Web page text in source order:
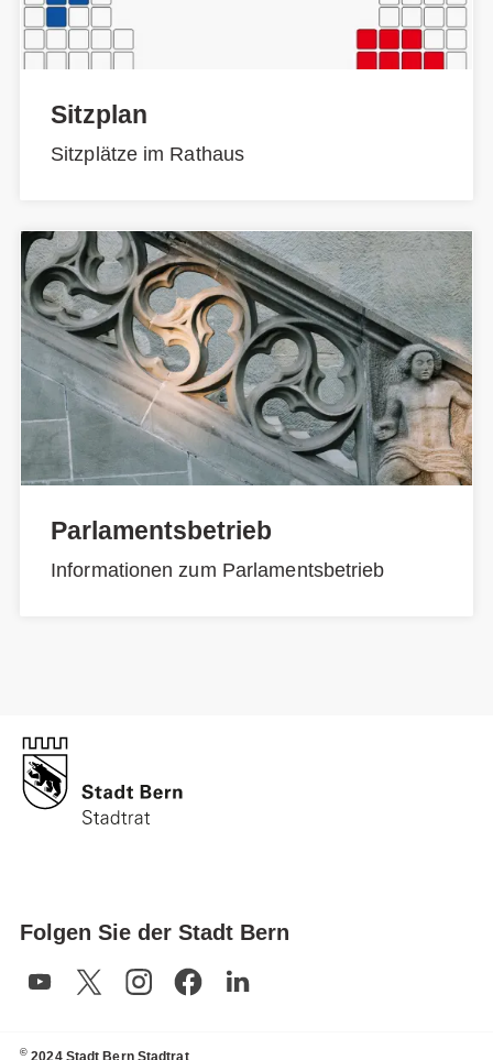
Sitzplan
Sitzplätze im Rathaus
Parlamentsbetrieb
Informationen zum Parlamentsbetrieb
Folgen Sie der Stadt Bern
© 2024 Stadt Bern Stadtrat